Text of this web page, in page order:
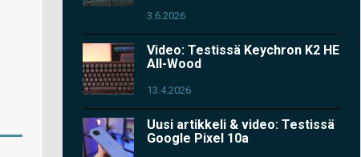
3.6.2026
Video: Testissä Keychron K2 HE
All-Wood
13.4.2026
Uusi artikkeli & video: Testissä
Google Pixel 10a